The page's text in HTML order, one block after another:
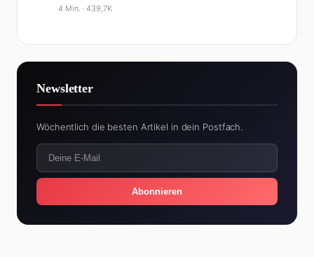
4 Min. ·439,7K
Newsletter
Wöchentlich die besten Artikel in dein Postfach.
Abonnieren